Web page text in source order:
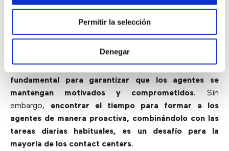
Permitir la selección
Denegar
agentes
Los supervisores y gerentes saben que la formación
constante tiene un impacto directo en el rendimiento
fundamental para garantizar que los agentes se
mantengan motivados y comprometidos. Sin
embargo, encontrar el tiempo para formar a los
agentes de manera proactiva, combinándolo con las
tareas diarias habituales, es un desafío para la
mayoría de los contact centers.